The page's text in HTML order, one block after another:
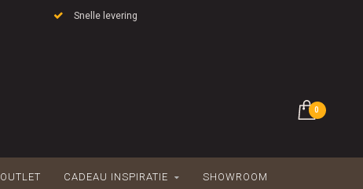
Snelle levering
0
OUTLET CADEAU INSPIRATIE SHOWROOM